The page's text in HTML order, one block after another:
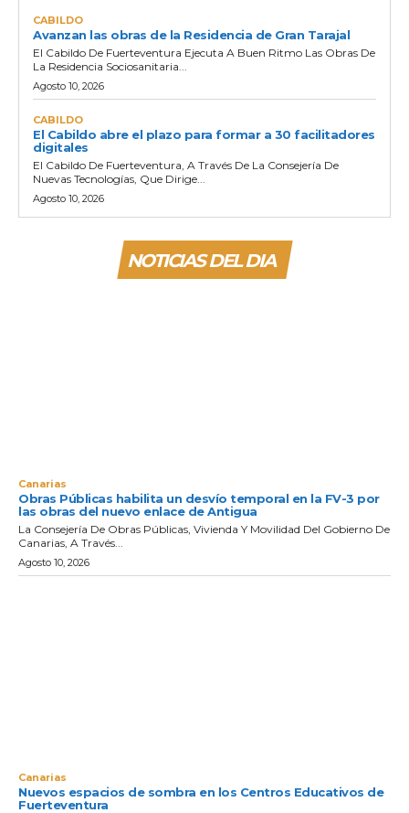
CABILDO
Avanzan las obras de la Residencia de Gran Tarajal
El Cabildo De Fuerteventura Ejecuta A Buen Ritmo Las Obras De
La Residencia Sociosanitaria...
Agosto 10, 2026
CABILDO
El Cabildo abre el plazo para formar a 30 facilitadores
digitales
El Cabildo De Fuerteventura, A Través De La Consejería De
Nuevas Tecnologías, Que Dirige...
Agosto 10, 2026
NOTICIAS DEL DIA
Canarias
Obras Públicas habilita un desvío temporal en la FV-3 por
las obras del nuevo enlace de Antigua
La Consejería De Obras Públicas, Vivienda Y Movilidad Del Gobierno De
Canarias, A Través...
Agosto 10, 2026
Canarias
Nuevos espacios de sombra en los Centros Educativos de
Fuerteventura